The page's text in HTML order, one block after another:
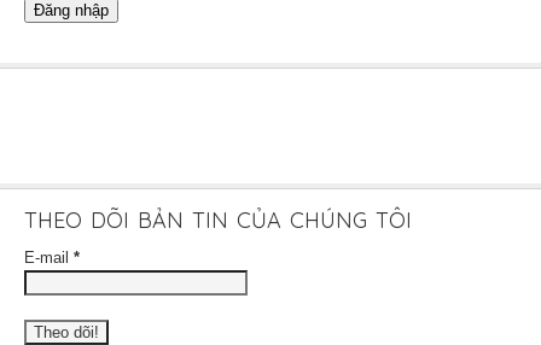
Đăng nhập
THEO DÕI BẢN TIN CỦA CHÚNG TÔI
E-mail *